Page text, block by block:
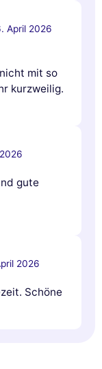
April 2026
mit so
kurzweilig.
gute
2026
Schöne